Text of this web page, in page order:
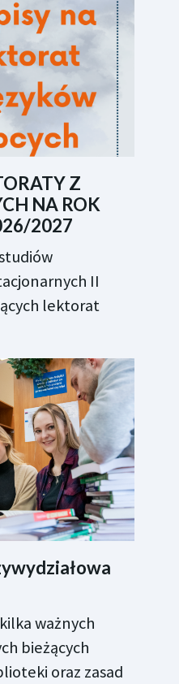
Z
NA ROK
2027
II
lektorat
ważnych
bieżących
oraz zasad